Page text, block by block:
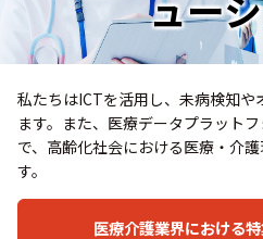
私たちはICTを活用し、未病検知や
ます。 また、医療データプラット
で、高齢化社会における医療・介
す。
医療介護業界における